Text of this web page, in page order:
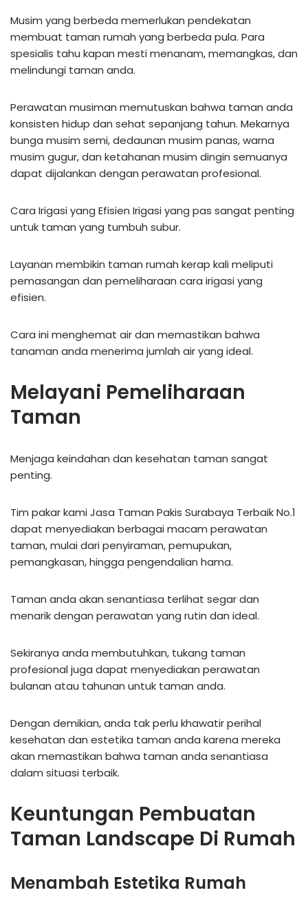
Musim yang berbeda memerlukan pendekatan
membuat taman rumah yang berbeda pula. Para
spesialis tahu kapan mesti menanam, memangkas, dan
melindungi taman anda.
Perawatan musiman memutuskan bahwa taman anda
konsisten hidup dan sehat sepanjang tahun. Mekarnya
bunga musim semi, dedaunan musim panas, warna
musim gugur, dan ketahanan musim dingin semuanya
dapat dijalankan dengan perawatan profesional.
Cara Irigasi yang Efisien Irigasi yang pas sangat penting
untuk taman yang tumbuh subur.
Layanan membikin taman rumah kerap kali meliputi
pemasangan dan pemeliharaan cara irigasi yang
efisien.
Cara ini menghemat air dan memastikan bahwa
tanaman anda menerima jumlah air yang ideal.
Melayani Pemeliharaan
Taman
Menjaga keindahan dan kesehatan taman sangat
penting.
Tim pakar kami Jasa Taman Pakis Surabaya Terbaik No.1
dapat menyediakan berbagai macam perawatan
taman, mulai dari penyiraman, pemupukan,
pemangkasan, hingga pengendalian hama.
Taman anda akan senantiasa terlihat segar dan
menarik dengan perawatan yang rutin dan ideal.
Sekiranya anda membutuhkan, tukang taman
profesional juga dapat menyediakan perawatan
bulanan atau tahunan untuk taman anda.
Dengan demikian, anda tak perlu khawatir perihal
kesehatan dan estetika taman anda karena mereka
akan memastikan bahwa taman anda senantiasa
dalam situasi terbaik.
Keuntungan Pembuatan
Taman Landscape Di Rumah
Menambah Estetika Rumah